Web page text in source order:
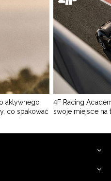
aktywnego
co spakować
4F Racing
swoje miejsce na